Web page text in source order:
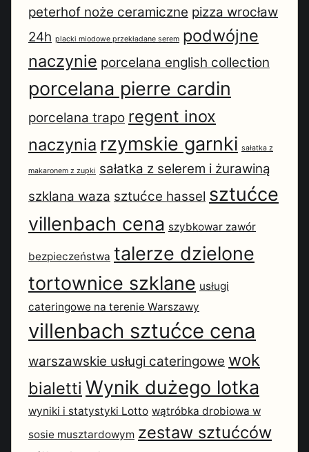
peterhof noże ceramiczne pizza wrocław
24h placki miodowe przekładane serem podwójne
naczynie porcelana english collection
porcelana pierre cardin
porcelana trapo regent inox
naczynia rzymskie garnki sałatka z
makaronem z zupki sałatka z selerem i żurawiną
szklana waza sztućce hassel sztućce
villenbach cena szybkowar zawór
bezpieczeństwa talerze dzielone
tortownice szklane usługi
cateringowe na terenie Warszawy
villenbach sztućce cena
warszawskie usługi cateringowe wok
bialetti Wynik dużego lotka
wyniki i statystyki Lotto wątróbka drobiowa w
sosie musztardowym zestaw sztućców